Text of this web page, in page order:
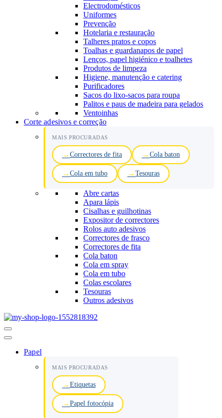
Electrodomésticos
Uniformes
Prevenção
Hotelaria e restauração
Talheres pratos e copos
Toalhas e guardanapos de papel
Lenços, papel higiénico e toalhetes
Produtos de limpeza
Higiene, manutenção e catering
Purificadores
Sacos do lixo-sacos para roupa
Palitos e paus de madeira para gelados
Ventoinhas
Corte adesivos e correção
MAIS PROCURADAS
Correctores de fita Cola baton
Cola em tubo Tesouras
Abre cartas
Apara lápis
Cisalhas e guilhotinas
Expositor de correctores
Rolos auto adesivos
Correctores de frasco
Correctores de fita
Cola baton
Cola em spray
Cola em tubo
Colas escolares
Tesouras
Outros adesivos
Menu
de
Papel
MAIS PROCURADAS
Etiquetas
Papel fotocópia